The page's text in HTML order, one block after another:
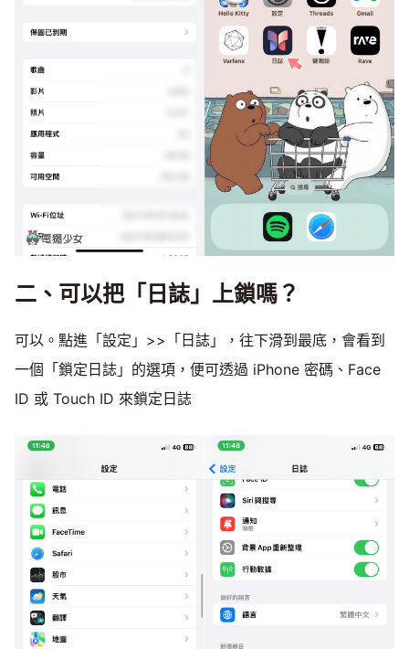
二、可以把「日誌」上鎖嗎？
可以。點進「設定」>>「日誌」，往下滑到最底，會看到
一個「鎖定日誌」的選項，便可透過 iPhone 密碼、Face
ID 或 Touch ID 來鎖定日誌